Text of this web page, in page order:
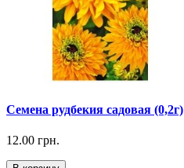
Семена рудбекия садовая (0,2г)
12.00 грн.